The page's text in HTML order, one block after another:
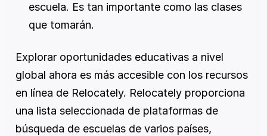
escuela. Es tan importante como las clases
que tomarán.
Explorar oportunidades educativas a nivel
global ahora es más accesible con los recursos
en línea de Relocately. Relocately proporciona
una lista seleccionada de plataformas de
búsqueda de escuelas de varios países,